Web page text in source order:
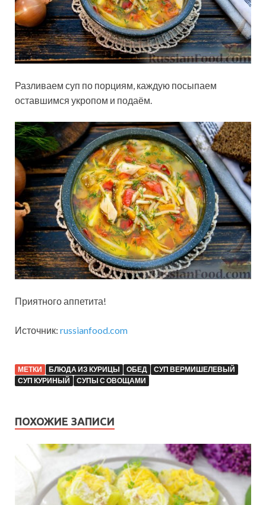
Разливаем суп по порциям, каждую посыпаем
оставшимся укропом и подаём.
Приятного аппетита!
Источник: russianfood.com
МЕТКИ БЛЮДА ИЗ КУРИЦЫ ОБЕД
СУП ВЕРМИШЕЛЕВЫЙ
СУП КУРИНЫЙ
СУПЫ С ОВОЩАМИ
ПОХОЖИЕ ЗАПИСИ